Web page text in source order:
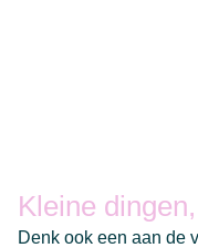
Kleine
Denk ook een aan de